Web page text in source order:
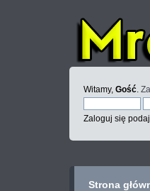
Witamy, Gość
Zaloguj się
Strona